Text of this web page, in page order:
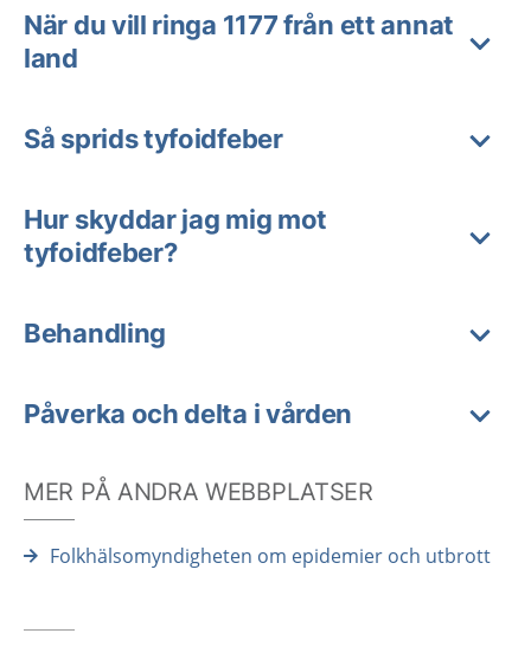
När du vill ringa 1177 från ett annat
land
Så sprids tyfoidfeber
Hur skyddar jag mig mot
tyfoidfeber?
Behandling
Påverka och delta i vården
MER PÅ ANDRA WEBBPLATSER
Folkhälsomyndigheten om epidemier och utbrott